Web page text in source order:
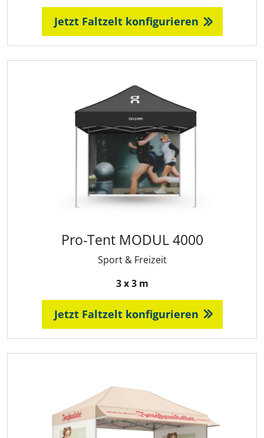
Jetzt Faltzelt konfigurieren
Pro-Tent MODUL 4000
Sport & Freizeit
3 x 3 m
Jetzt Faltzelt konfigurieren